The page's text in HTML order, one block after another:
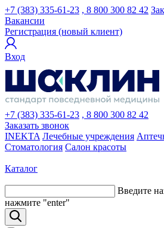
+7 (383) 335-61-23 , 8 800 300 82 42
Вакансии
Регистрация (новый клиент)
Вход
+7 (383) 335-61-23 , 8 800 300 82 42
Заказать звонок
INEKTA Лечебные учреждения
Стоматология Салон красоты
Каталог
Введите
нажмите "enter"